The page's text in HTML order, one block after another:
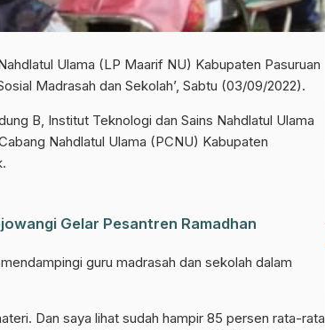
Ulama (LP Maarif NU) Kabupaten Pasuruan
Madrasah dan Sekolah’, Sabtu (03/09/2022).
B, Institut Teknologi dan Sains Nahdlatul Ulama
Nahdlatul Ulama (PCNU) Kabupaten
Gelar Pesantren Ramadhan
guru madrasah dan sekolah dalam
Dan saya lihat sudah hampir 85 persen rata-rata